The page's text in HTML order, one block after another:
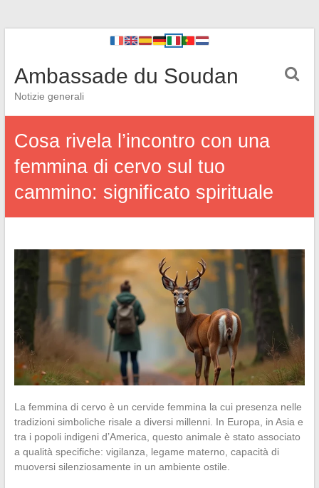
Ambassade du Soudan
Notizie generali
Cosa rivela l’incontro con una
femmina di cervo sul tuo
cammino: significato spirituale
La femmina di cervo è un cervide femmina la cui presenza nelle
tradizioni simboliche risale a diversi millenni. In Europa, in Asia e
tra i popoli indigeni d’America, questo animale è stato associato
a qualità specifiche: vigilanza, legame materno, capacità di
muoversi silenziosamente in un ambiente ostile.